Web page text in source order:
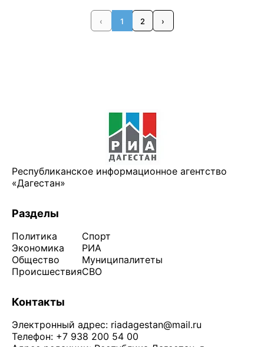
‹ 1 2 ›
Республиканское информационное агентство
«Дагестан»
Разделы
Политика
Экономика
Общество
Происшествия
Спорт
РИА
Муниципалитеты
СВО
Контакты
Электронный адрес: riadagestan@mail.ru
Телефон: +7 938 200 54 00